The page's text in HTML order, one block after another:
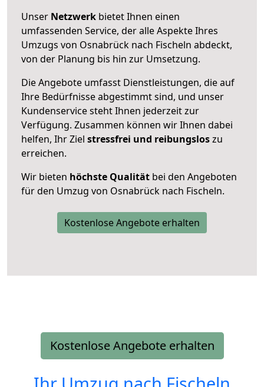
Unser Netzwerk bietet Ihnen einen
umfassenden Service, der alle Aspekte Ihres
Umzugs von Osnabrück nach Fischeln abdeckt,
von der Planung bis hin zur Umsetzung.
Die Angebote umfasst Dienstleistungen, die auf
Ihre Bedürfnisse abgestimmt sind, und unser
Kundenservice steht Ihnen jederzeit zur
Verfügung. Zusammen können wir Ihnen dabei
helfen, Ihr Ziel stressfrei und reibungsloszu
erreichen.
Wir bieten höchste Qualität bei den Angeboten
für den Umzug von Osnabrück nach Fischeln.
Kostenlose Angebote erhalten
Kostenlose Angebote erhalten